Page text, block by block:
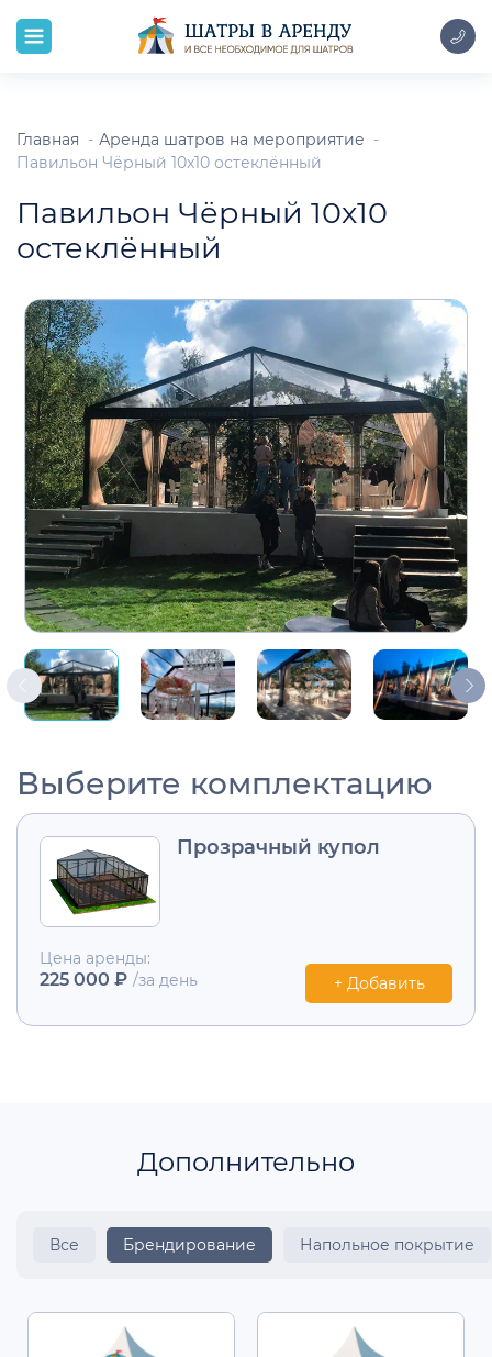
Главная
Аренда шатров на мероприятие
Павильон Чёрный 10x10 остеклённый
Павильон Чёрный 10x10
остеклённый
Выберите комплектацию
Прозрачный купол
Цена аренды:
225 000 ₽ /за день + Добавить
Дополнительно
Все Брендирование Напольное покрытие